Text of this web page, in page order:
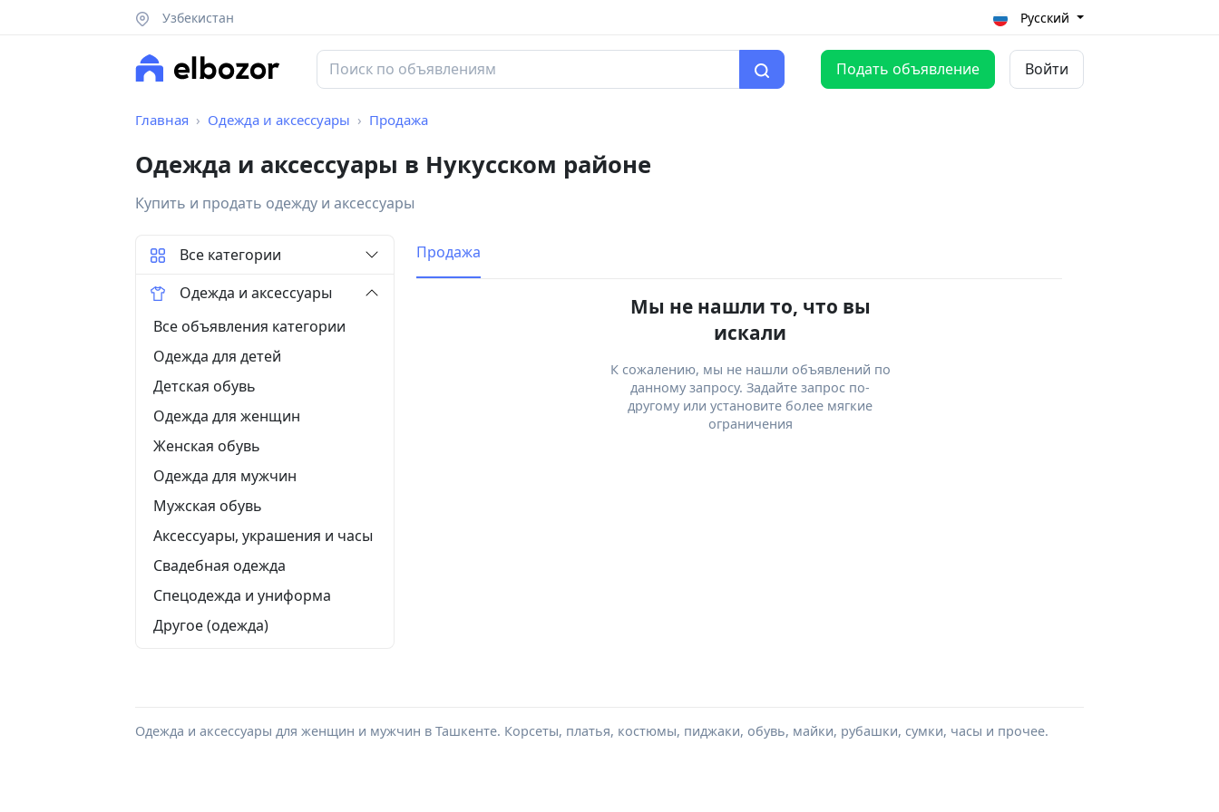
Узбекистан Русский
Подать объявление Войти
Главная Одежда и аксессуары Продажа
Одежда и аксессуары в Нукусском районе
Купить и продать одежду и аксессуары
Продажа
Мы не нашли то, что вы
искали
К сожалению, мы не нашли объявлений по
данному запросу. Задайте запрос по-
другому или установите более мягкие
ограничения
Все категории
Одежда и аксессуары
Все объявления категории
Одежда для детей
Детская обувь
Одежда для женщин
Женская обувь
Одежда для мужчин
Мужская обувь
Аксессуары, украшения и часы
Свадебная одежда
Спецодежда и униформа
Другое (одежда)
Одежда и аксессуары для женщин и мужчин в Ташкенте. Корсеты, платья, костюмы, пиджаки, обувь, майки, рубашки, сумки, часы и прочее.